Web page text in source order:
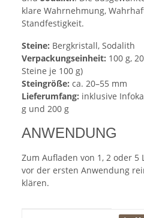
klare Wahrnehmung,
Standfestigkeit.
Steine: Bergkristall, Sodalith
Verpackungseinheit: 100 g,
Steine je 100 g)
Steingröße: ca. 20–55 mm
Lieferumfang: inklusive
g und 200 g
ANWENDUNG
Zum Aufladen von 1, 2 oder 5
vor der ersten Anwendung
klären.